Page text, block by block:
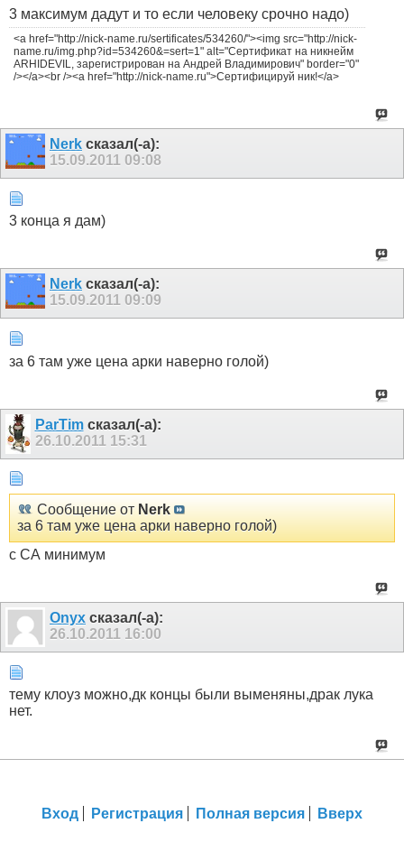
3 максимум дадут и то если человеку срочно надо)
<a href="http://nick-name.ru/sertificates/534260/"><img src="http://nick-
name.ru/img.php?id=534260&=sert=1" alt="Сертификат на никнейм
ARHIDEVIL, зарегистрирован на Андрей Владимирович" border="0"
/></a><br /><a href="http://nick-name.ru">Сертифицируй ник!</a>
Nerk сказал(-а):
15.09.2011 09:08
3 конца я дам)
Nerk сказал(-а):
15.09.2011 09:09
за 6 там уже цена арки наверно голой)
ParTimсказал(-а):
26.10.2011 15:31
Сообщение от Nerk
за 6 там уже цена арки наверно голой)
с СА минимум
Onyx сказал(-а):
26.10.2011 16:00
тему клоуз можно,дк концы были выменяны,драк лука
нет.
Вход Регистрация Полная версия Вверх